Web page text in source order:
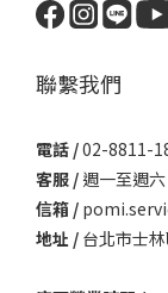
聯繫我們
電話 /02-8811-
客服 /週一至週
信箱 /
地址 / 台北市士